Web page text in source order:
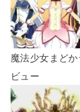
魔法少女まど
ビュー